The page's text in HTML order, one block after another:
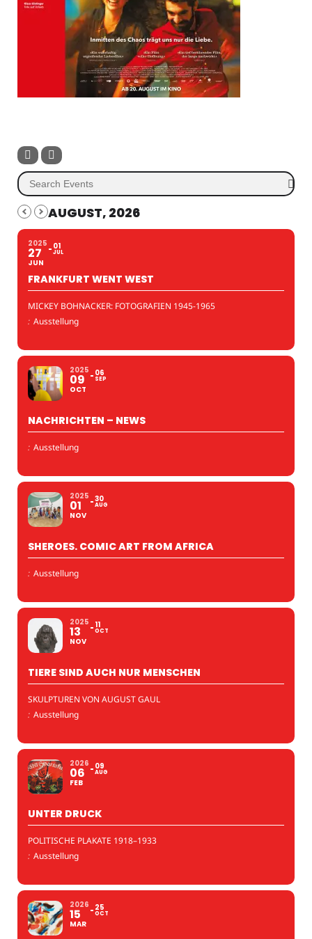
AUGUST, 2026
2025
27
JUN
01
JUL
FRANKFURT WENT WEST
MICKEY BOHNACKER: FOTOGRAFIEN 1945-1965
: Ausstellung
2025
09
OCT
06
SEP
NACHRICHTEN – NEWS
: Ausstellung
2025
01
NOV
30
AUG
SHEROES. COMIC ART FROM AFRICA
: Ausstellung
2025
13
NOV
11
OCT
TIERE SIND AUCH NUR MENSCHEN
SKULPTUREN VON AUGUST GAUL
: Ausstellung
2026
06
FEB
09
AUG
UNTER DRUCK
POLITISCHE PLAKATE 1918–1933
: Ausstellung
2026
15
MAR
25
OCT